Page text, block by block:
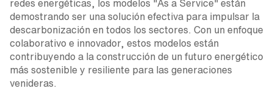
redes energéticas, los modelos "As a Service" están
demostrando ser una solución efectiva para impulsar la
descarbonización en todos los sectores. Con un enfoque
colaborativo e innovador, estos modelos están
contribuyendo a la construcción de un futuro energético
más sostenible y resiliente para las generaciones
venideras.